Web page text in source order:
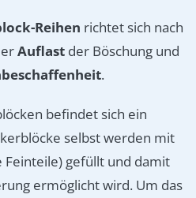
Reihen richtet sich nach
Auflast der Böschung und
.
befindet sich ein
selbst werden mit
Feinteile) gefüllt und damit
ermöglicht wird. Um das